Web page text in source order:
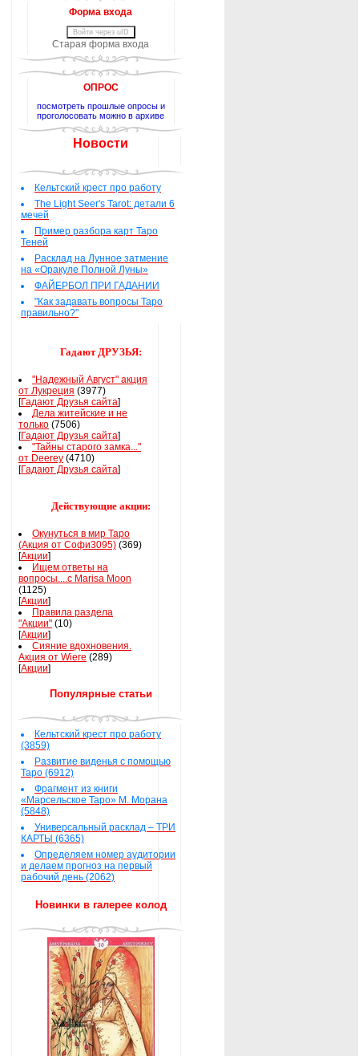
Форма входа
Войти через uID
Старая форма входа
ОПРОС
посмотреть прошлые опросы и
проголосовать можно в архиве
Новости
Кельтский крест про работу
The Light Seer's Tarot: детали 6
мечей
Пример разбора карт Таро
Теней
Расклад на Лунное затмение
на «Оракуле Полной Луны»
ФАЙЕРБОЛ ПРИ ГАДАНИИ
"Как задавать вопросы Таро
правильно?"
Гадают ДРУЗЬЯ:
"Надежный Август" акция
от Лукреция (3977)
[Гадают Друзья сайта]
Дела житейские и не
только (7506)
[Гадают Друзья сайта]
"Тайны старого замка..."
от Deerey (4710)
[Гадают Друзья сайта]
Действующие акции:
Окунуться в мир Таро
(Акция от Софи3095) (369)
[Акции]
Ищем ответы на
вопросы....с Marisa Moon
(1125)
[Акции]
Правила раздела
"Акции" (10)
[Акции]
Сияние вдохновения.
Акция от Wiere (289)
[Акции]
Популярные статьи
Кельтский крест про работу
(3859)
Развитие виденья с помощью
Таро (6912)
Фрагмент из книги
«Марсельское Таро» М. Морана
(5848)
Универсальный расклад – ТРИ
КАРТЫ (6365)
Определяем номер аудитории
и делаем прогноз на первый
рабочий день (2062)
Новинки в галерее колод